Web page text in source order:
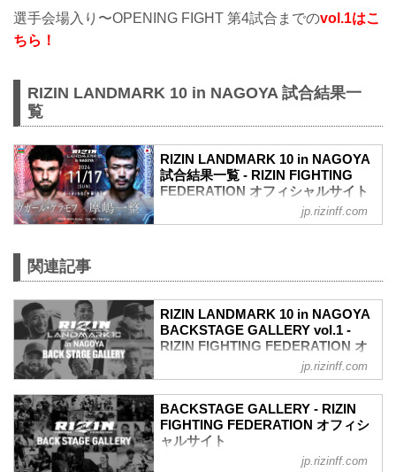
選手会場入り〜OPENING FIGHT 第4試合までのvol.1はこ
ちら！
RIZIN LANDMARK 10 in NAGOYA 試合結果一
覧
RIZIN LANDMARK 10 in NAGOYA
試合結果一覧 - RIZIN FIGHTING
FEDERATION オフィシャルサイト
第12試合／ヴガール・ケラモフ vs. 摩嶋
整（LOSE）
1R 0分28秒 TKO（レフェリーストップ：
グラウンドでの肘打撃）
≫ 試合結果詳細
第11試合／浜崎朱加 vs. シン・ユリ
RIZIN MMAルール：5分 3R（49.0kg）
（WIN）浜崎朱加 vs. シン・ユリ
（LOSE）
2R 1分15秒 SUB（タップアウト：アーム
ロック）
≫ 試合結果詳細
jp.rizinff.com
関連記事
RIZIN LANDMARK 10 in NAGOYA
BACKSTAGE GALLERY vol.1 -
RIZIN FIGHTING FEDERATION オ
収めた「BACKSTAGE GALLERY」
選手会場入り
23
jp.rizinff.com
BACKSTAGE GALLERY - RIZIN
FIGHTING FEDERATION オフィシ
ャルサイト
BACKSTAGE GALLERY の記事一覧 - 格
jp.rizinff.com